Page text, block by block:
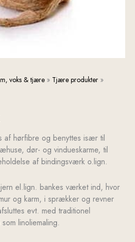
voks & tjære » Tjære produkter »
af hørfibre og benyttes især til
dør- og vindueskarme, til
af bindingsværk o.lign.
el.lign. bankes værket ind, hvor
og karm, i sprækker og revner
evt. med traditionel
linoliemaling.